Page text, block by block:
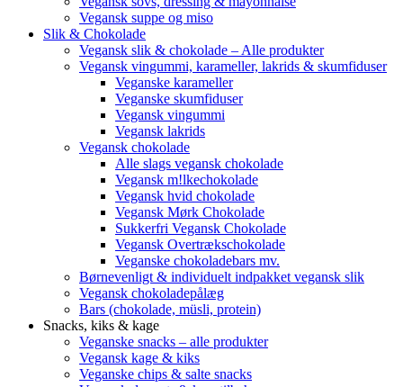
Vegansk suppe og miso
Slik & Chokolade
Vegansk slik & chokolade – Alle produkter
Vegansk vingummi, karameller, lakrids & skumfiduser
Veganske karameller
Veganske skumfiduser
Vegansk vingummi
Vegansk lakrids
Vegansk chokolade
Alle slags vegansk chokolade
Vegansk m!lkechokolade
Vegansk hvid chokolade
Vegansk Mørk Chokolade
Sukkerfri Vegansk Chokolade
Vegansk Overtrækschokolade
Veganske chokoladebars mv.
Børnevenligt & individuelt indpakket vegansk slik
Vegansk chokoladepålæg
Bars (chokolade, müsli, protein)
Snacks, kiks & kage
Veganske snacks – alle produkter
Vegansk kage & kiks
Veganske chips & salte snacks